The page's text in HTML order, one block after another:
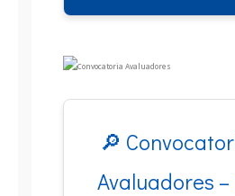
🔎
Avaluadores